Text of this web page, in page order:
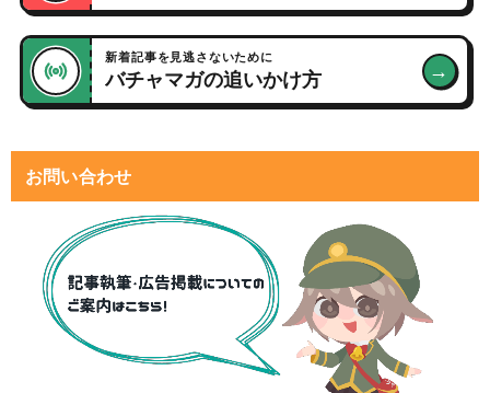
新着記事を見逃さないために
バチャマガの追いかけ方 →
お問い合わせ